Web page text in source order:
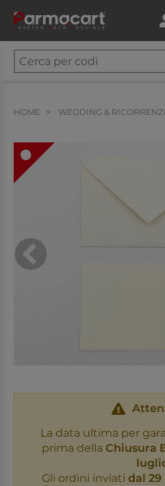
HOME WEDDING &
La data ultima per
prima della Chiusura
Gli ordini inviati dal 29